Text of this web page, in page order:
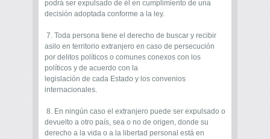
podrá ser expulsado de él en cumplimiento de una
decisión adoptada conforme a la ley.
7. Toda persona tiene el derecho de buscar y recibir
asilo en territorio extranjero en caso de persecución
por delitos políticos o comunes conexos con los
políticos y de acuerdo con la
legislación de cada Estado y los convenios
internacionales.
8. En ningún caso el extranjero puede ser expulsado o
devuelto a otro país, sea o no de origen, donde su
derecho a la vida o a la libertad personal está en